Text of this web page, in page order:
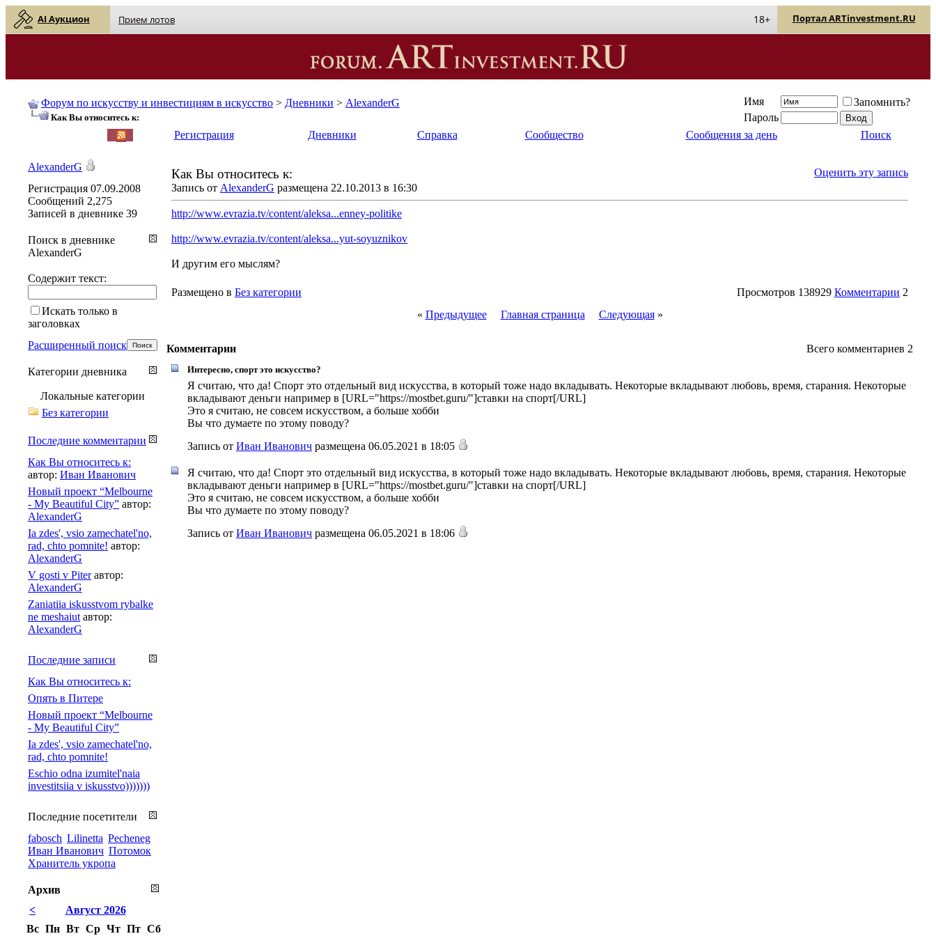
AI Аукцион Прием лотов Портал ARTinvestment.RU
18+
Форум по искусству и инвестициям в искусство > Дневники > AlexanderG
Как Вы относитесь к:
Имя
Запомнить?
Пароль
Регистрация Дневники Справка Сообщество Сообщения за день Поиск
Оценить эту запись
Как Вы относитесь к:
Запись от AlexanderG размещена 22.10.2013 в 16:30
http://www.evrazia.tv/content/aleksa...enney-politike
http://www.evrazia.tv/content/aleksa...yut-soyuznikov
И другим его мыслям?
Размещено в Без категории Просмотров 138929 Комментарии 2
« Предыдущее Главная страница Следующая»
Всего комментариев 2
Комментарии
Интересно, спорт это искусство?
Я считаю, что да! Спорт это отдельный вид искусства, в который тоже надо вкладывать. Некоторые вкладывают любовь, время, старания. Некоторые
вкладывают деньги например в [URL="https://mostbet.guru/"]ставки на спорт[/URL]
Это я считаю, не совсем искусством, а больше хобби
Вы что думаете по этому поводу?
Запись от Иван Иванович размещена 06.05.2021 в 18:05
Я считаю, что да! Спорт это отдельный вид искусства, в который тоже надо вкладывать. Некоторые вкладывают любовь, время, старания. Некоторые
вкладывают деньги например в [URL="https://mostbet.guru/"]ставки на спорт[/URL]
Это я считаю, не совсем искусством, а больше хобби
Вы что думаете по этому поводу?
Запись от Иван Иванович размещена 06.05.2021 в 18:06
AlexanderG
Регистрация 07.09.2008
Сообщений 2,275
Записей в дневнике 39
Поиск в дневнике
AlexanderG
Содержит текст:
Искать только в
заголовках
Расширенный поиск
Категории дневника
Локальные категории
Без категории
Последние комментарии
Как Вы относитесь к:
автор: Иван Иванович
Новый проект “Melbourne
- My Beautiful City” автор:
AlexanderG
Ia zdes', vsio zamechatel'no,
rad, chto pomnite! автор:
AlexanderG
V gosti v Piter автор:
AlexanderG
Zaniatiia iskusstvom rybalke
ne meshaiut автор:
AlexanderG
Последние записи
Как Вы относитесь к:
Опять в Питере
Новый проект “Melbourne
- My Beautiful City”
Ia zdes', vsio zamechatel'no,
rad, chto pomnite!
Eschio odna izumitel'naia
investitsiia v iskusstvo)))))))
Последние посетители
fabosch Lilinetta Pecheneg
Иван Иванович Потомок
Хранитель укропа
Архив
<
Август 2026
Вс Пн Вт Ср Чт Пт Сб